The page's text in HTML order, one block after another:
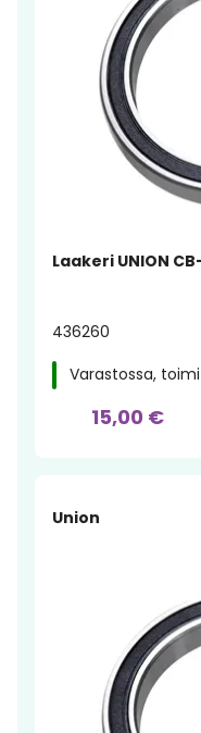
436260
Varastossa,
15,00 €
Union